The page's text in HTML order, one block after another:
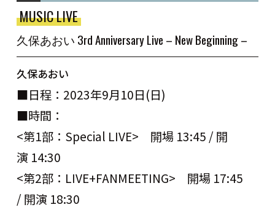
MUSIC LIVE
久保あおい 3rd Anniversary Live – New Beginning –
久保あおい
■日程：2023年9月10日(日)
■時間：
<第1部： Special LIVE> 開場 13:45 / 開
演 14:30
<第2部： LIVE+FANMEETING> 開場 17:45
/ 開演 18:30